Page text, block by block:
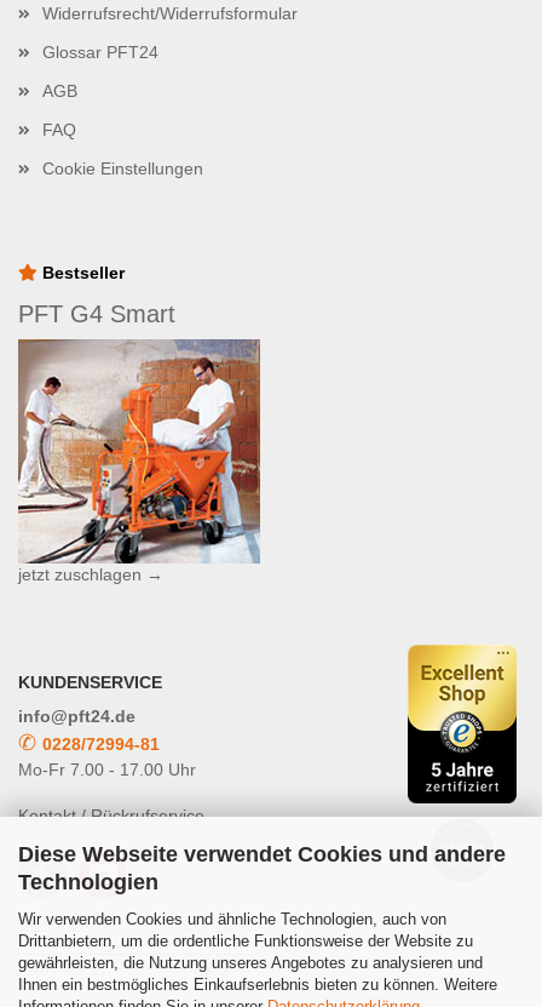
Diese Webseite verwendet Cookies und andere
Technologien
Wir verwenden Cookies und ähnliche Technologien, auch von
Drittanbietern, um die ordentliche Funktionsweise der Website zu
gewährleisten, die Nutzung unseres Angebotes zu analysieren und
Ihnen ein bestmögliches Einkaufserlebnis bieten zu können. Weitere
Widerrufsrecht/Widerrufsformular
Glossar PFT24
AGB
FAQ
Cookie Einstellungen
Bestseller
PFT G4 Smart
jetzt zuschlagen →
KUNDENSERVICE
info@pft24.de
✆ 0228/72994-81
Mo-Fr 7.00 - 17.00 Uhr
Kontakt / Rückrufservice
Powered by Translate